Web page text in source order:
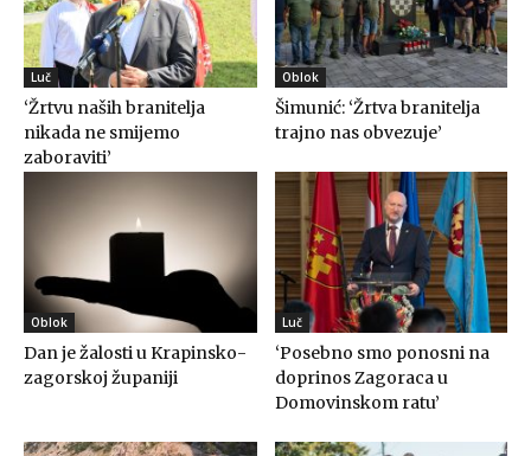
Luč
‘Žrtvu naših branitelja
nikada ne smijemo
zaboraviti’
Oblok
Šimunić: ‘Žrtva branitelja
trajno nas obvezuje’
Oblok
Dan je žalosti u Krapinsko-
zagorskoj županiji
Luč
‘Posebno smo ponosni na
doprinos Zagoraca u
Domovinskom ratu’